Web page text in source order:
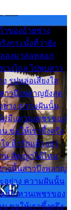
าของอ้ายช่าง
งกระมั้งที่ว่ายัง
องมาล่อหลอก
งไกล ไปพบสาว
รูปหล่อเสียงใส
าวบึงพลาญยังสุด
ย่าง ความฝันนั้น
ม่มีแหวนเพชรของ
ขอให้เราซึ้งตรึง
จ ถ้ารักแล้วอย่า
น สัญญาได้ไหม
างนั้นสาวบึงพลาญ
อย่าง ความฝันนั้น
ม่มีแหวนเพชรของ
ขอให้เราซึ้งตรึง